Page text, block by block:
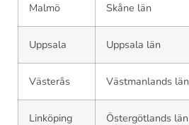
Malmö Skåne län
Uppsala Uppsala län
Västerås Västmanlands län
Linköping Östergötlands län